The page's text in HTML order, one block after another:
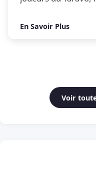
Open de blitz
En Savoir Plus
Voir